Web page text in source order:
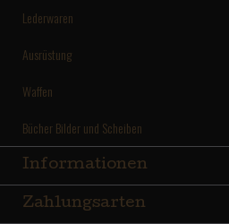
Lederwaren
Ausrüstung
Waffen
Bücher Bilder und Scheiben
Informationen
Zahlungsarten